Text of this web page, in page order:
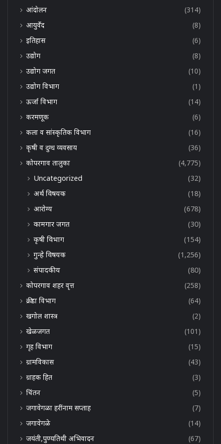
आंदोलन
(314)
आयुर्वेद
(8)
इतिहास
(6)
उद्योग
(8)
उद्योग जगत
(10)
उद्योग विभाग
(1)
ऊर्जा विभाग
(14)
करमणूक
(6)
कला व सांस्कृतिक विभाग
(16)
कृषी व दुग्ध व्यवसाय
(36)
कोपरगाव तालुका
(4,775)
Uncategorized
(32)
अर्थ विषयक
(18)
आरोग्य
(678)
कामगार जगत
(30)
कृषी विभाग
(154)
गुन्हे विषयक
(1,256)
संपादकीय
(80)
कोपरगाव शहर वृत्त
(258)
क्रीडा विभाग
(64)
खगोल शास्त्र
(2)
खेळजगत
(101)
गृह विभाग
(15)
ग्रामविकास
(43)
ग्राहक हित
(3)
चिंतन
(5)
जगावेगळा हरींनाम सप्ताह
(7)
जगावेगळे
(14)
जयंती,पुण्यतिथी अभिवादन
(67)